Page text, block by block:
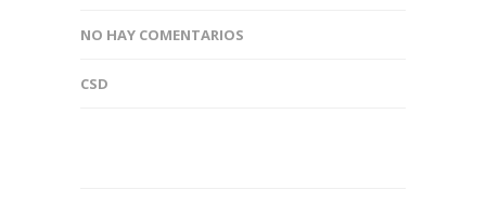
NO HAY COMENTARIOS
CSD